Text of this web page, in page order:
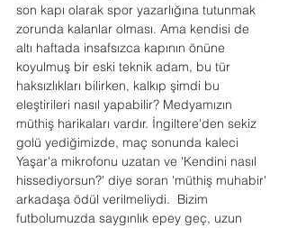
son kapı olarak spor yazarlığına tutunmak
zorunda kalanlar olması. Ama kendisi de
altı haftada insafsızca kapının önüne
koyulmuş bir eski teknik adam, bu tür
haksızlıkları bilirken, kalkıp şimdi bu
eleştirileri nasıl yapabilir? Medyamızın
müthiş harikaları vardır. İngiltere'den sekiz
golü yediğimizde, maç sonunda kaleci
Yaşar'a mikrofonu uzatan ve 'Kendini nasıl
hissediyorsun?' diye soran 'müthiş muhabir'
arkadaşa ödül verilmeliydi.  Bizim
futbolumuzda saygınlık epey geç, uzun